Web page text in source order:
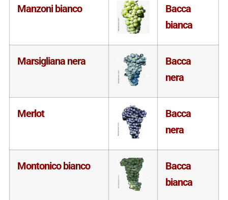
Manzoni bianco
Bacca
bianca
Marsigliana nera
Bacca
nera
Merlot
Bacca
nera
Montonico bianco
Bacca
bianca